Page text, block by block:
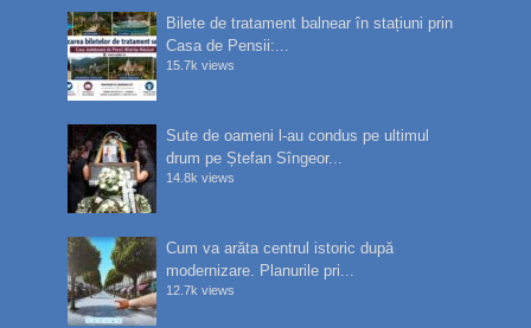
Bilete de tratament balnear în stațiuni prin
Casa de Pensii:...
15.7k views
Sute de oameni l-au condus pe ultimul
drum pe Ștefan Sîngeor...
14.8k views
Cum va arăta centrul istoric după
modernizare. Planurile pri...
12.7k views